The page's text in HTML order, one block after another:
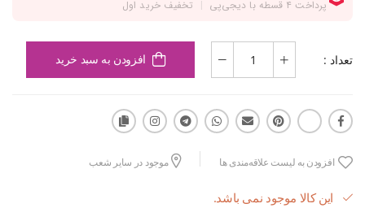
تعداد : افزودن به سبد خرید
افزودن به لیست علاقه‌مندی ها موجود در سایر شعب
این کالا موجود نمی باشد.